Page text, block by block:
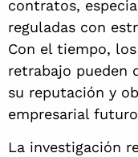
contratos,
reguladas con
Con el tiempo,
retrabajo pueden
su reputación y
empresarial
La investigación